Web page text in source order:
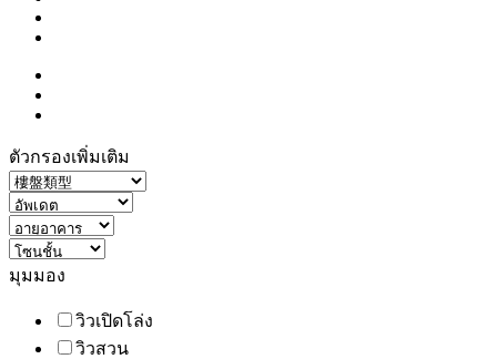
ตัวกรองเพิ่มเติม
มุมมอง
วิวเปิดโล่ง
วิวสวน